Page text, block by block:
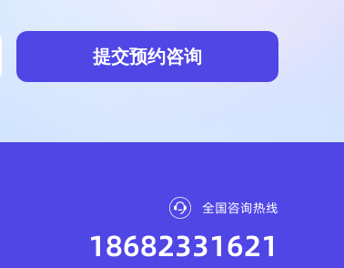
提交预约咨询
全国咨询热线
18682331621